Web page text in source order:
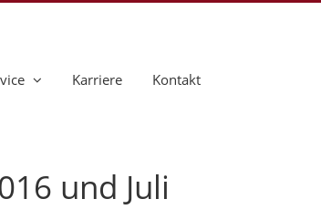
Karriere Kontakt
und Juli